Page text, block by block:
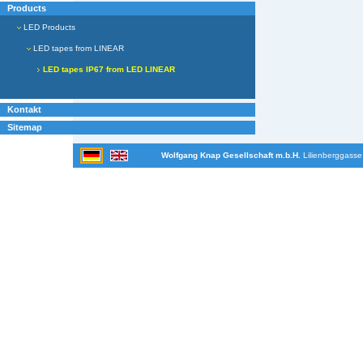
Products
LED Products
LED tapes from LINEAR
LED tapes IP67 from LED LINEAR
Kontakt
Sitemap
Wolfgang Knap Gesellschaft m.b.H.